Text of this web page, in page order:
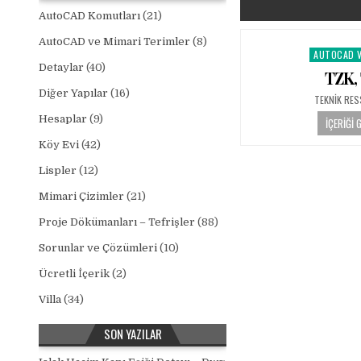
Posted in
AUTOCAD
AUTHOR:
TEKNIK
İÇERIĞI
AutoCAD Komutları (21)
AutoCAD ve Mimari Terimler (8)
Detaylar (40)
Diğer Yapılar (16)
Hesaplar (9)
Köy Evi (42)
Lispler (12)
Mimari Çizimler (21)
Proje Dökümanları – Tefrişler (88)
Sorunlar ve Çözümleri (10)
Ücretli İçerik (2)
Villa (34)
SON YAZILAR